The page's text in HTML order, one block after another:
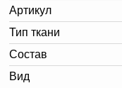
Артикул
Тип ткани
Состав
Вид